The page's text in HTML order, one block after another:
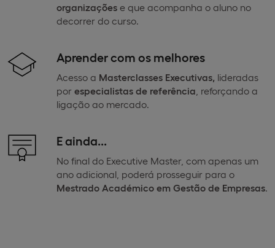
organizações e que acompanha o aluno no
decorrer do curso.
Aprender com os melhores
Acesso a Masterclasses Executivas, lideradas
por especialistas de referência , reforçando a
ligação ao mercado.
E ainda...
No final do Executive Master, com apenas um
ano adicional, poderá prosseguir para o
Mestrado Académico em Gestão de Empresas